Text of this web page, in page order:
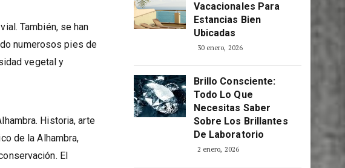
También, se han
numerosos pies de
vegetal y
Historia, arte
de la Alhambra,
El
Vacacionales Para
Estancias Bien
Ubicadas
30 enero, 2026
Brillo Consciente:
Todo Lo Que
Necesitas Saber
Sobre Los Brillantes
De Laboratorio
2 enero, 2026